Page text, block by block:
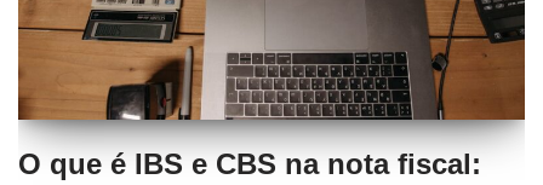
O que é IBS e CBS na nota fiscal: